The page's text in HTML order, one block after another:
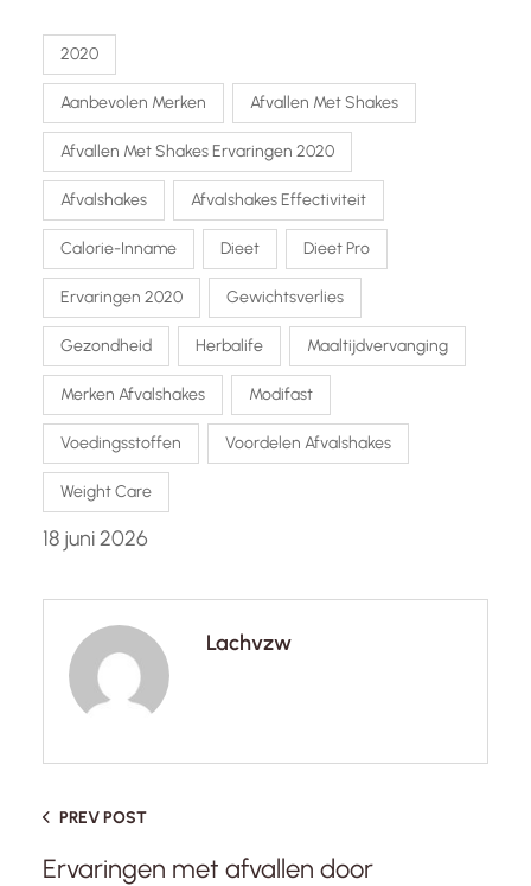
2020
Aanbevolen Merken Afvallen Met Shakes
Afvallen Met Shakes Ervaringen 2020
Afvalshakes Afvalshakes Effectiviteit
Calorie-Inname Dieet Dieet Pro
Ervaringen 2020 Gewichtsverlies
Gezondheid Herbalife Maaltijdvervanging
Merken Afvalshakes Modifast
Voedingsstoffen Voordelen Afvalshakes
Weight Care
18 juni 2026
Lachvzw
PREV POST
Ervaringen met afvallen door